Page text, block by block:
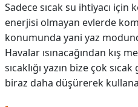
Sadece sıcak su ihtiyacı
enerjisi olmayan evlerde
konumunda yani yaz
Havalar ısınacağından kış
sıcaklığı yazın bize çok
biraz daha düşürerek